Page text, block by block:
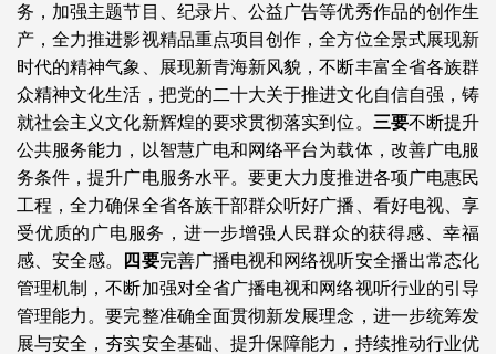
务，加强主题节目、纪录片、公益广告等优秀作品的创作生
产，全力推进影视精品重点项目创作，全方位全景式展现新
时代的精神气象、展现新青海新风貌，不断丰富全省各族群
众精神文化生活，把党的二十大关于推进文化自信自强，铸
就社会主义文化新辉煌的要求贯彻落实到位。 三要不断提升
公共服务能力，以智慧广电和网络平台为载体，改善广电服
务条件，提升广电服务水平。要更大力度推进各项广电惠民
工程，全力确保全省各族干部群众听好广播、看好电视、享
受优质的广电服务，进一步增强人民群众的获得感、幸福
感、安全感。
四要完善广播电视和网络视听安全播出常态化
管理机制，不断加强对全省广播电视和网络视听行业的引导
管理能力。要完整准确全面贯彻新发展理念，进一步统筹发
展与安全，夯实安全基础、提升保障能力，持续推动行业优